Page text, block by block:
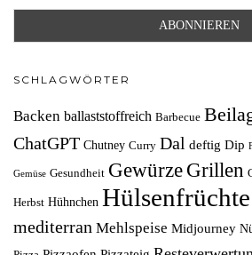
SCHLAGWÖRTER
Backen ballaststoffreich Barbecue
ChatGPT Chutney Curry Dal deftig Dip
Gemüse Gesundheit Gewürze Grillen
Herbst Hühnchen Hülsenfrüchte
mediterran Mehlspeise Midjourney